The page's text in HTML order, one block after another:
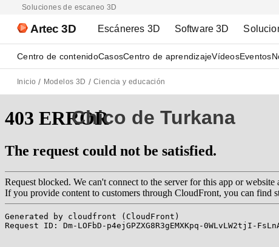
Soluciones de escaneo 3D
Artec 3D Escáneres 3D Software 3D
Centro de contenidoCasosCentro de aprendizajeVídeosEventos
Inicio Modelos 3D Ciencia y educación
Chico de Turkana